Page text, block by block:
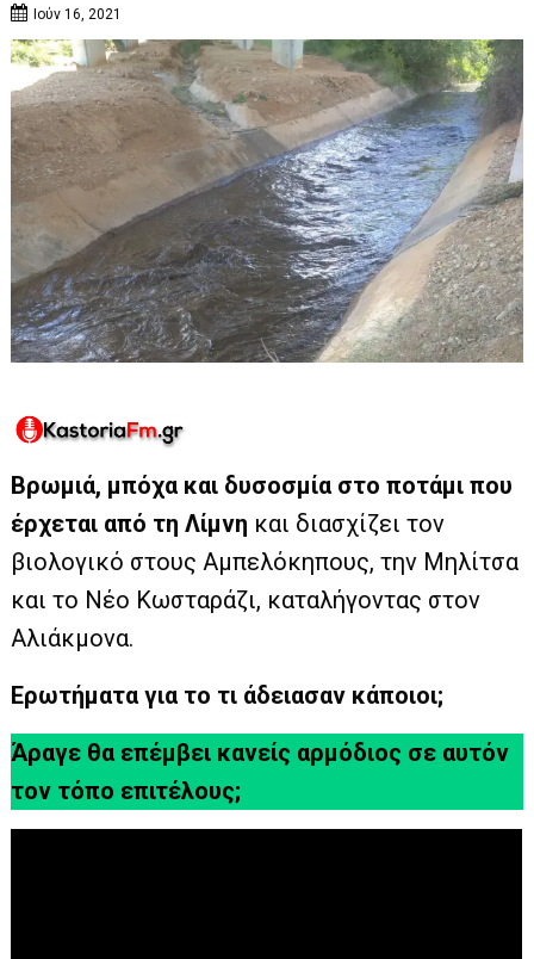
Ιούν 16, 2021
Βρωμιά, μπόχα και δυσοσμία στο ποτάμι που
έρχεται από τη Λίμνη και διασχίζει τον
βιολογικό στους Αμπελόκηπους, την Μηλίτσα
και το Νέο Κωσταράζι, καταλήγοντας στον
Αλιάκμoνα.
Ερωτήματα για το τι άδειασαν κάποιοι;
Άραγε θα επέμβει κανείς αρμόδιος σε αυτόν
τον τόπο επιτέλους;